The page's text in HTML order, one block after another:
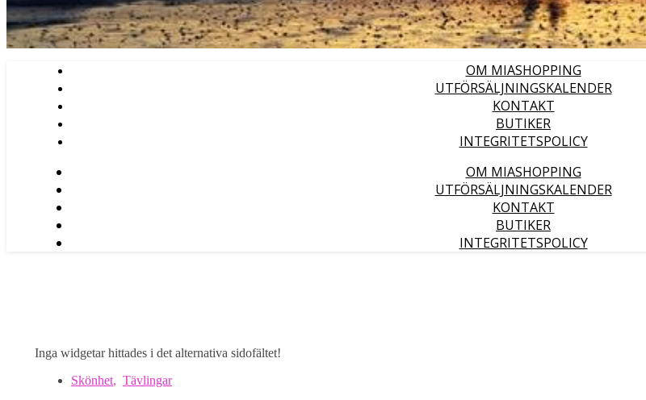
OM MIASHOPPING
UTFÖRSÄLJNINGSKALENDER
KONTAKT
BUTIKER
INTEGRITETSPOLICY
OM MIASHOPPING
UTFÖRSÄLJNINGSKALENDER
KONTAKT
BUTIKER
INTEGRITETSPOLICY
Inga widgetar hittades i det alternativa sidofältet!
Skönhet, Tävlingar